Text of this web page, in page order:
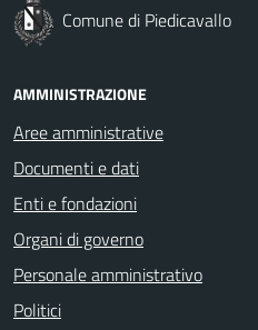
Comune di Piedicavallo
AMMINISTRAZIONE
Aree amministrative
Documenti e dati
Enti e fondazioni
Organi di governo
Personale amministrativo
Politici